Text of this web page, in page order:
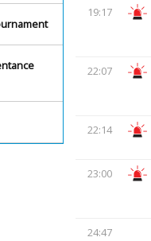
19:17
22:07
22:14
23:00
24:47